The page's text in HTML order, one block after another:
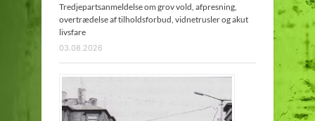
Tredjepartsanmeldelse om grov vold, afpresning,
overtrædelse af tilholdsforbud, vidnetrusler og akut
livsfare
03.08.2026